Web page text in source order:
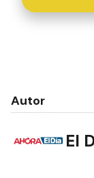
Autor
El